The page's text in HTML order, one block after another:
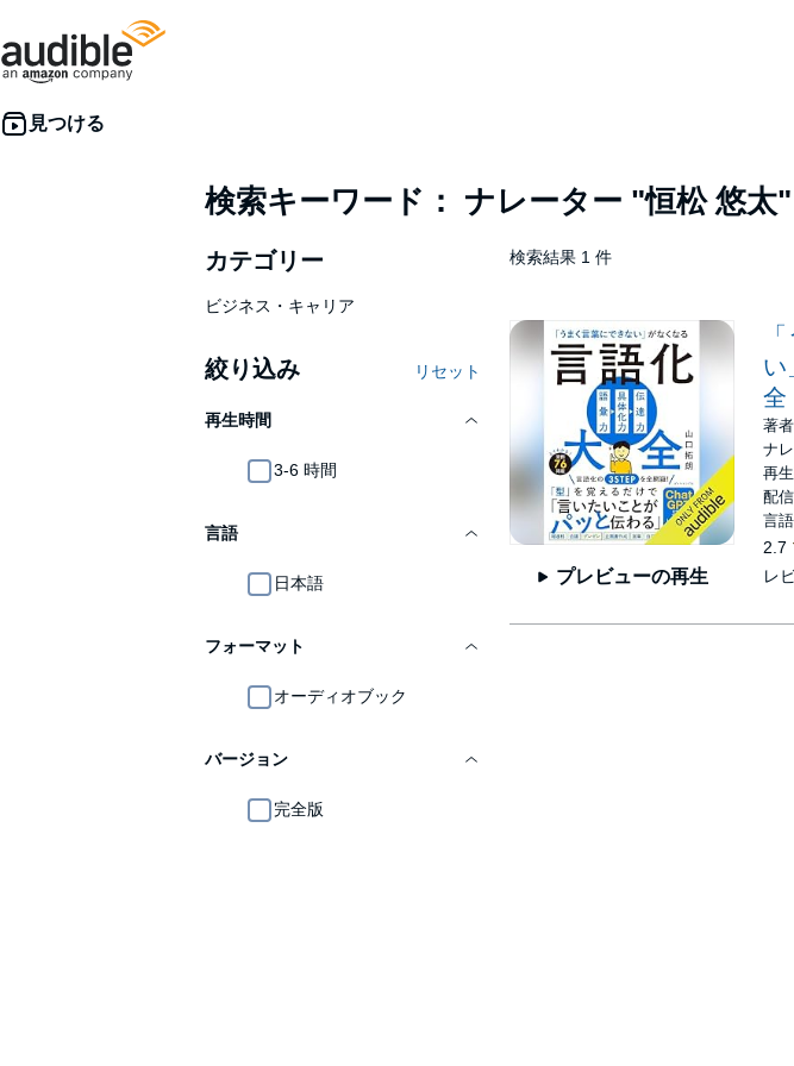
検索キーワード： ナレーター "恒松 悠太"
カテゴリー
ビジネス・キャリア
絞り込み リセット
再生時間
3-6 時間
言語
日本語
フォーマット
オーディオブック
バージョン
完全版
検索結果 1 件
プレビューの再生
い
全
著
ナ
再
配
言
2.7
レ